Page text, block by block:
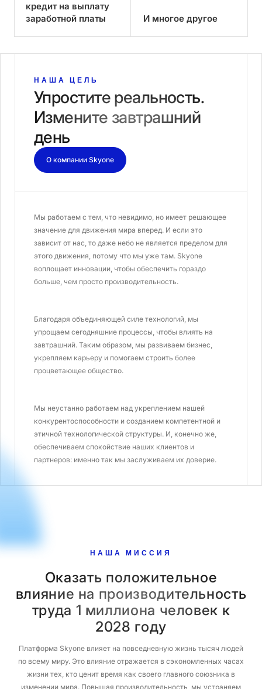
кредит на выплату
заработной платы И многое другое
НАША ЦЕЛЬ
Упростите реальность.
Измените завтрашний
день
О компании Skyone
Мы работаем с тем, что невидимо, но имеет решающее
значение для движения мира вперед. И если это
зависит от нас, то даже небо не является пределом для
этого движения, потому что мы уже там. Skyone
воплощает инновации, чтобы обеспечить гораздо
больше, чем просто производительность.
Благодаря объединяющей силе технологий, мы
упрощаем сегодняшние процессы, чтобы влиять на
завтрашний. Таким образом, мы развиваем бизнес,
укрепляем карьеру и помогаем строить более
процветающее общество.
Мы неустанно работаем над укреплением нашей
конкурентоспособности и созданием компетентной и
этичной технологической структуры. И, конечно же,
обеспечиваем спокойствие наших клиентов и
партнеров: именно так мы заслуживаем их доверие.
НАША МИССИЯ
Оказать положительное
влияние на производительность
труда 1 миллиона человек к
2028 году
Платформа Skyone влияет на повседневную жизнь тысяч людей
по всему миру. Это влияние отражается в сэкономленных часах
жизни тех, кто ценит время как своего главного союзника в
изменении мира. Повышая производительность, мы устраняем